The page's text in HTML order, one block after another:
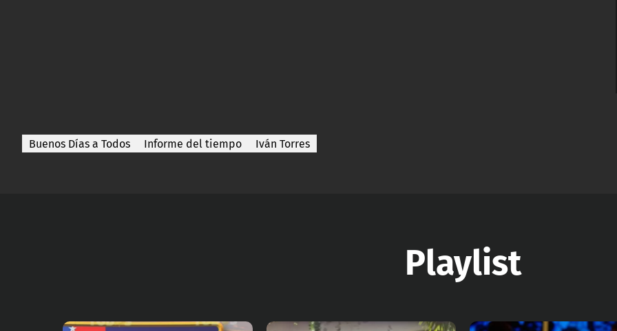
Buenos Días a Todos Informe del tiempo Iván Torres
Playlist